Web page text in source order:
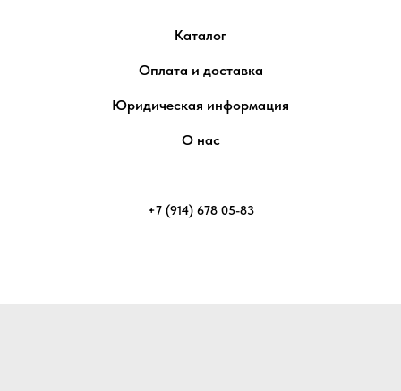
Каталог
Оплата и доставка
Юридическая информация
О нас
+7 (914) 678 05-83